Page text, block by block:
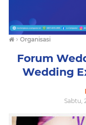
› Organisasi
Forum
Wedding
Sabtu,